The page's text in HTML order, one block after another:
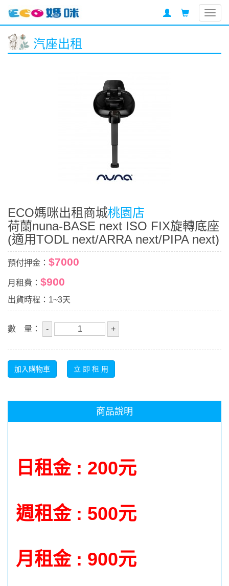
汽座出租
ECO媽咪出租商城桃園店
荷蘭nuna-BASE next ISO FIX旋轉底座
(適用TODL next/ARRA next/PIPA next)
預付押金： $7000
月租費： $900
出貨時程：1~3天
數 量：
商品說明
日租金 : 200元
週租金 : 500元
月租金 : 900元